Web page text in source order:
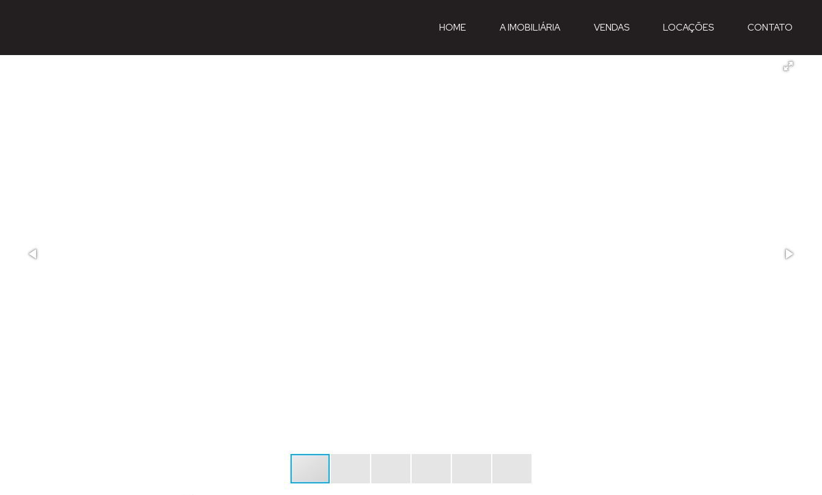
CONTATO
LOCAÇÕES
VENDAS
A IMOBILIÁRIA
HOME